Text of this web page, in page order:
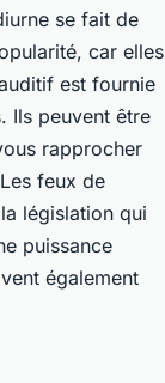
se fait de
car elles
est fournie
Ils peuvent être
rapprocher
feux de
législation qui
puissance
également